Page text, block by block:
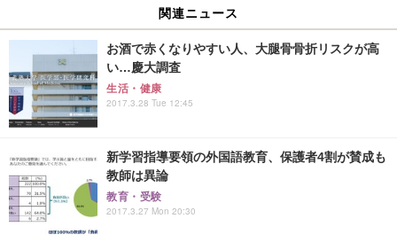
関連ニュース
お酒で赤くなりやすい人、大腿骨骨折リスクが高
い…慶大調査
生活・健康
2017.3.28 Tue 12:45
新学習指導要領の外国語教育、保護者4割が賛成も
教師は異論
教育・受験
2017.3.27 Mon 20:30